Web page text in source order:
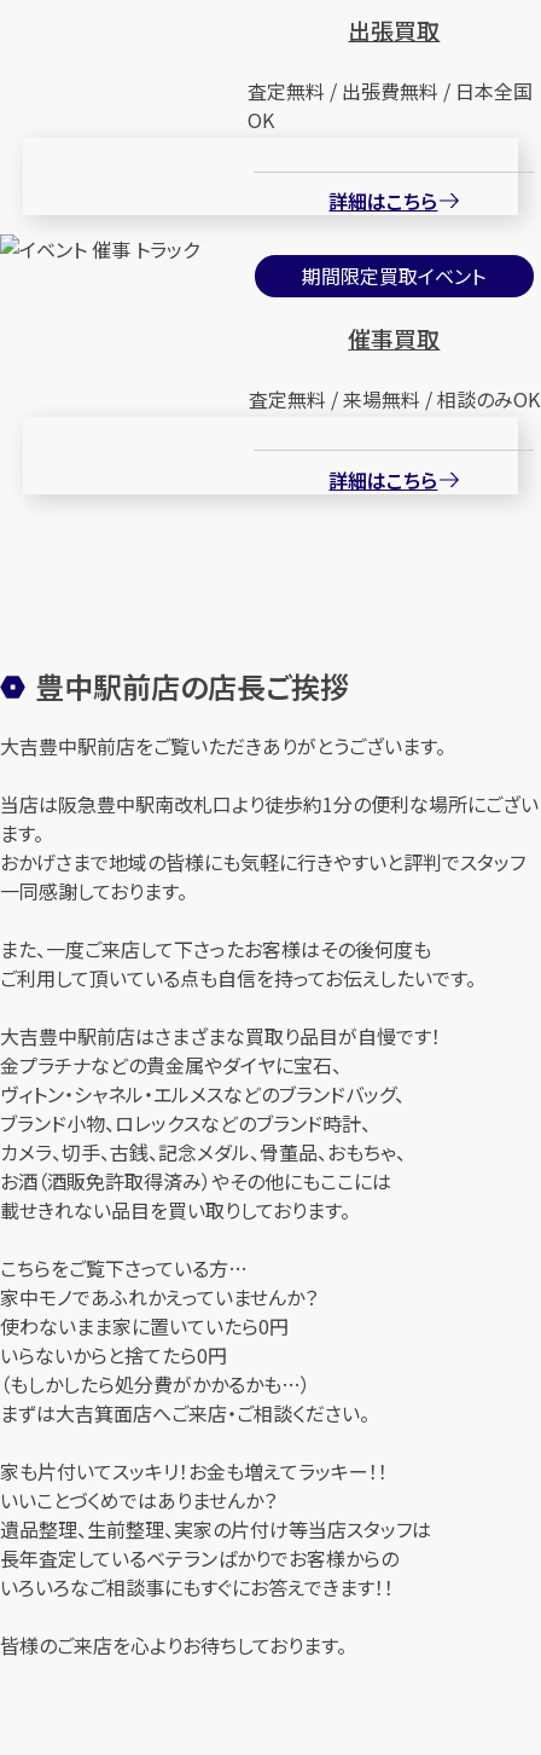
出張買取
査定無料 / 出張費無料 / 日本全国
OK
詳細はこちら
期間限定買取イベント
催事買取
査定無料 / 来場無料 / 相談のみOK
詳細はこちら
豊中駅前店の店長ご挨拶
大吉豊中駅前店をご覧いただきありがとうございます。
当店は阪急豊中駅南改札口より徒歩約1分の便利な場所にござい
ます。
おかげさまで地域の皆様にも気軽に行きやすいと評判でスタッフ
一同感謝しております。
また、一度ご来店して下さったお客様はその後何度も
ご利用して頂いている点も自信を持ってお伝えしたいです。
大吉豊中駅前店はさまざまな買取り品目が自慢です！
金プラチナなどの貴金属やダイヤに宝石、
ヴィトン・シャネル・エルメスなどのブランドバッグ、
ブランド小物、ロレックスなどのブランド時計、
カメラ、切手、古銭、記念メダル、骨董品、おもちゃ、
お酒（酒販免許取得済み）やその他にもここには
載せきれない品目を買い取りしております。
こちらをご覧下さっている方…
家中モノであふれかえっていませんか？
使わないまま家に置いていたら0円
いらないからと捨てたら0円
（もしかしたら処分費がかかるかも…）
まずは大吉箕面店へご来店・ご相談ください。
家も片付いてスッキリ！お金も増えてラッキー！！
いいことづくめではありませんか？
遺品整理、生前整理、実家の片付け等当店スタッフは
長年査定しているベテランばかりでお客様からの
いろいろなご相談事にもすぐにお答えできます！！
皆様のご来店を心よりお待ちしております。